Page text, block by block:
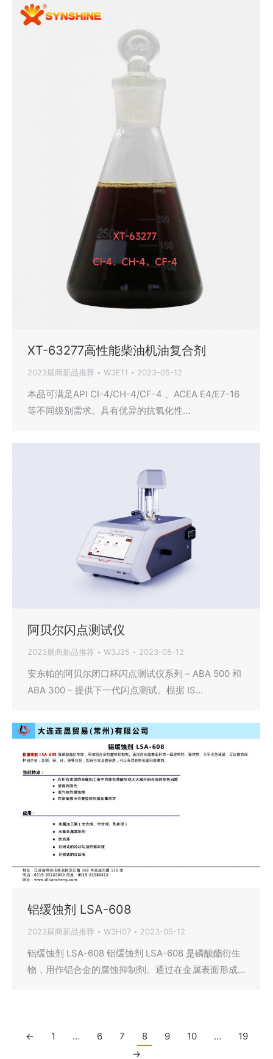
XT-63277高性能柴油机油复合剂
2023展商新品推荐 W3E11 2023-05-12
本品可满足API CI-4/CH-4/CF-4 、ACEA E4/E7-16
等不同级别需求。具有优异的抗氧化性…
阿贝尔闪点测试仪
2023展商新品推荐 W3J25 2023-05-12
安东帕的阿贝尔闭口杯闪点测试仪系列 – ABA 500 和
ABA 300 – 提供下一代闪点测试。根据 IS…
铝缓蚀剂 LSA-608
2023展商新品推荐 W3H07 2023-05-12
铝缓蚀剂 LSA-608 铝缓蚀剂 LSA-608 是磷酸酯衍生
物，用作铝合金的腐蚀抑制剂。通过在金属表面形成…
← 1 … 6 7 8 9 10 …
19
→